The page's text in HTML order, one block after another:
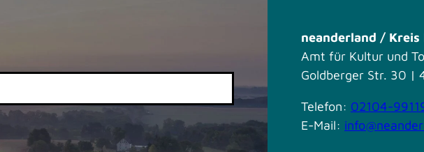
neanderland / Kreis
Amt für Kultur und
Goldberger Str. 30 |
Telefon: 02104-
E-Mail: